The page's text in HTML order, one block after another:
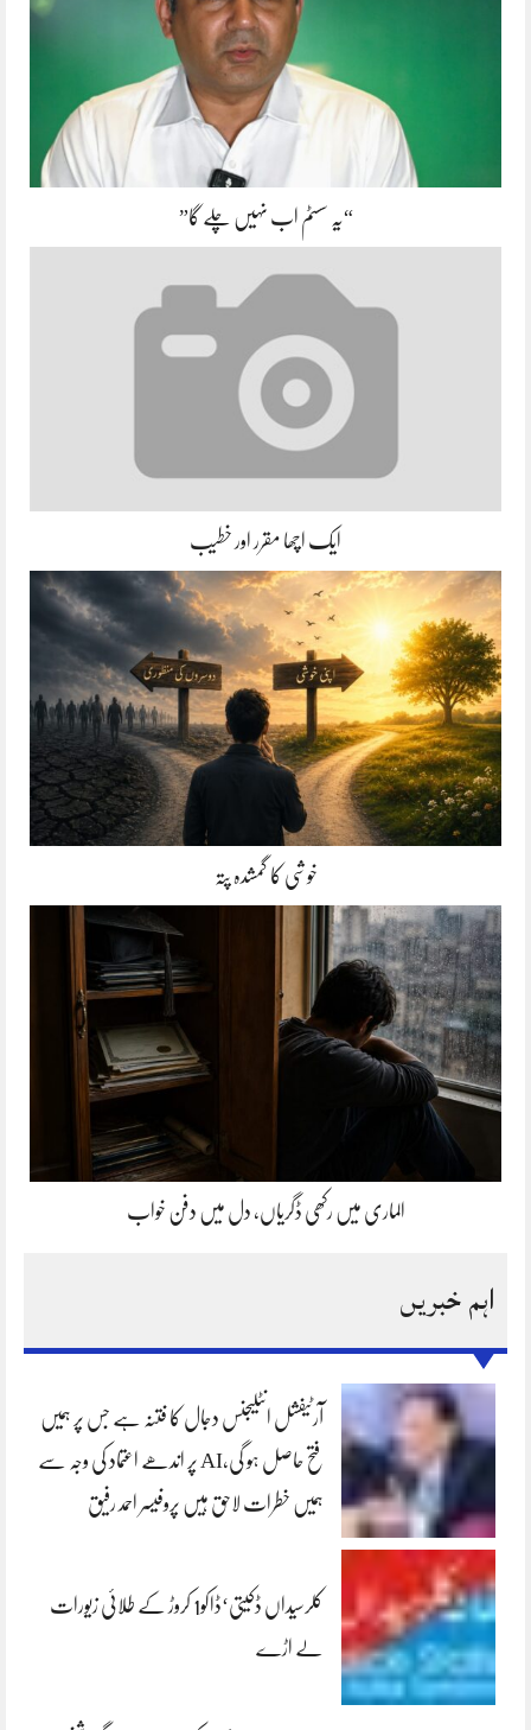
“یہ سسٹم اب نہیں چلے گا”
ایک اچھا مقرر اور خطیب
خوشی کا گمشدہ پتہ
الماری میں رکھی ڈگریاں، دل میں دفن خواب
اہم خبریں
آرٹیفشل انٹلیجنس دجال کا فتنہ ہے جس پر ہمیں
فتح حاصل ہو گی،AI پر اندھے اعتماد کی وجہ سے
ہمیں خطرات لاحق ہیں پروفیسر احمد رفیق
کلرسیداں ڈکیتی‘ڈاکو1 کروڑ کے طلائی زیورات
لے اڑے